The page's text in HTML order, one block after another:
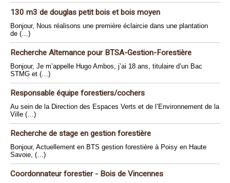
130 m3 de douglas petit bois et bois moyen
Bonjour, Nous réalisons une première éclaircie dans une plantation
de (…)
Recherche Alternance pour BTSA-Gestion-Forestière
Bonjour, Je m’appelle Hugo Ambos, j’ai 18 ans, titulaire d’un Bac
STMG et (…)
Responsable équipe forestiers/cochers
Au sein de la Direction des Espaces Verts et de l’Environnement de la
Ville (…)
Recherche de stage en gestion forestière
Bonjour, Actuellement en BTS gestion forestière à Poisy en Haute
Savoie, (…)
Coordonnateur forestier - Bois de Vincennes